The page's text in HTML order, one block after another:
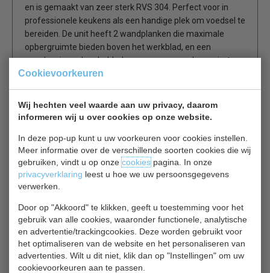
Cookievoorkeuren
Wij hechten veel waarde aan uw privacy, daarom
informeren wij u over cookies op onze website.
In deze pop-up kunt u uw voorkeuren voor cookies instellen.
Meer informatie over de verschillende soorten cookies die wij
gebruiken, vindt u op onzecookiespagina. In onze
privacyverklaring leest u hoe we uw persoonsgegevens
verwerken.
Door op "Akkoord" te klikken, geeft u toestemming voor het
gebruik van alle cookies, waaronder functionele, analytische
en advertentie/trackingcookies. Deze worden gebruikt voor
het optimaliseren van de website en het personaliseren van
advertenties. Wilt u dit niet, klik dan op "Instellingen" om uw
cookievoorkeuren aan te passen.
en is gemaakt van zeer sterk RVS 304. Perfect voor in
professionele keukens als een handige plek om voedsel te
bereiden. De unit heeft 2 wandplanken die maximale
opbergruimte bieden boven het werkblad, en een
gegalvaniseerd onderblad voor nog meer opbergruimte.
Merk: Vogue
Materiaal: RVS 430
Plat verpakt
Combisteel 7490.0035
Budget Line
€ 230,00 € 195,00
Tafels RVS bekijken